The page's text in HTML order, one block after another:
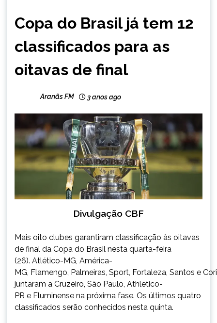
Copa do Brasil já tem 12
classificados para as
oitavas de final
Aranãs FM 3 anos ago
Divulgação CBF
Mais oito clubes garantiram classificação às oitavas
de final da Copa do Brasil nesta quarta-feira
(26). Atlético-MG, América-
MG, Flamengo, Palmeiras, Sport, Fortaleza, Santos e
juntaram a Cruzeiro, São Paulo, Athletico-
PR e Fluminense na próxima fase. Os últimos quatro
classificados serão conhecidos nesta quinta.